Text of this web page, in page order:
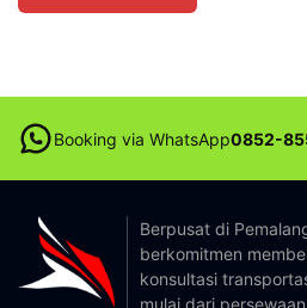
Booking via WhatsApp0852-
Berpusat di
berkomitmen
konsultasi